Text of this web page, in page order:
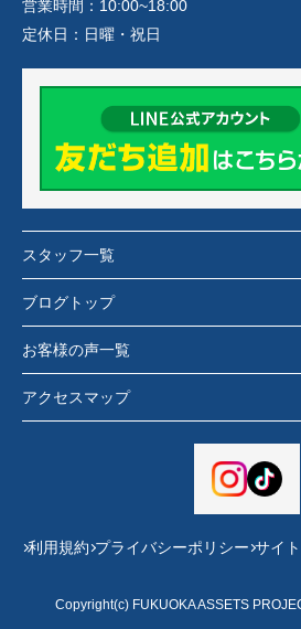
営業時間： 10:00~18:00
定休日： 日曜・祝日
スタッフ一覧
ブログトップ
お客様の声一覧
アクセスマップ
利用規約 プライバシーポリシー サイ
Copyright(c) FUKUOKA ASSETS